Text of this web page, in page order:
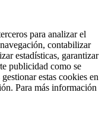
para analizar el
contabilizar
estadísticas, garantizar
publicidad como se
estas cookies en
Para más información